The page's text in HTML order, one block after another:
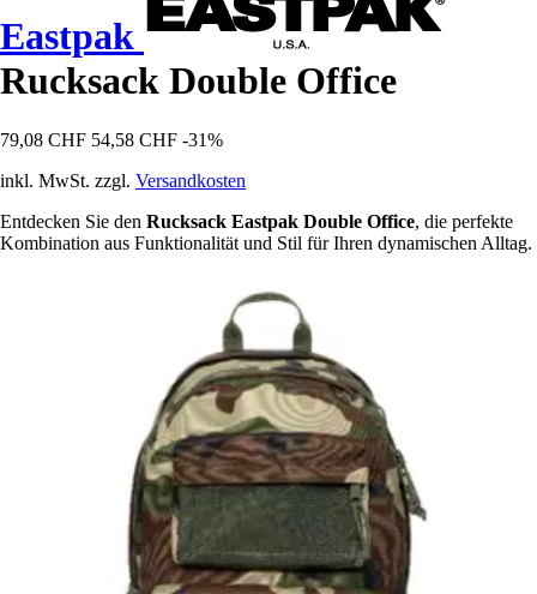
Eastpak
Rucksack Double Office
79,08 CHF 54,58 CHF -31%
inkl. MwSt. zzgl. Versandkosten
Entdecken Sie den Rucksack Eastpak Double Office, die perfekte
Kombination aus Funktionalität und Stil für Ihren dynamischen Alltag.